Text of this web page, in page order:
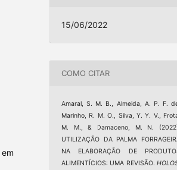
15/06/2022
COMO CITAR
Amaral, S. M. B., Almeida, A. P. F.
Marinho, R. M. O., Silva, Y. Y. V.,
M. M., & Damaceno, M. N.
UTILIZAÇÃO DA PALMA
NA ELABORAÇÃO DE
ALIMENTÍCIOS: UMA REVISÃO.